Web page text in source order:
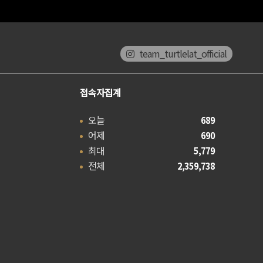
team_turtlelat_official
접속자집계
오늘
689
어제 690
최대 5,779
전체 2,359,738